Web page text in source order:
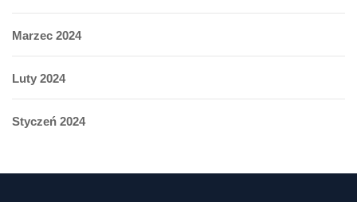
Marzec 2024
Luty 2024
Styczeń 2024